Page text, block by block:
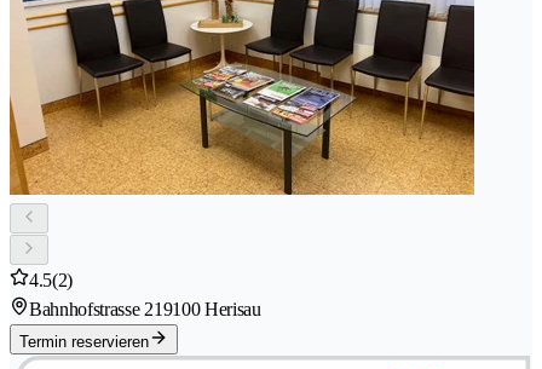
4.5(2)
Bahnhofstrasse 219100 Herisau
Termin reservieren